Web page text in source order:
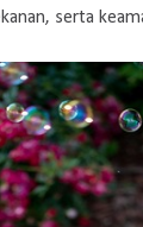
serta